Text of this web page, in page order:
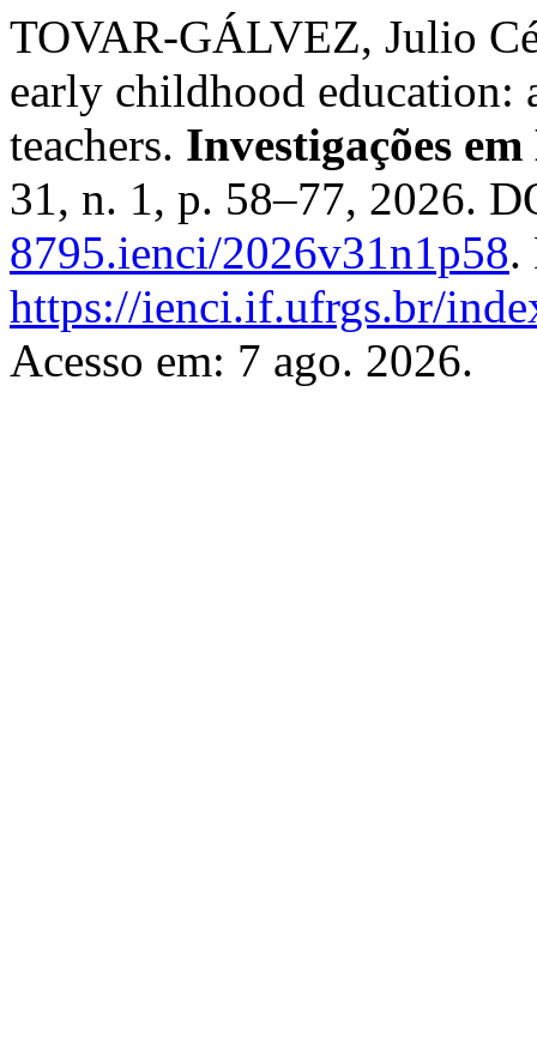
TOVAR-GÁLVEZ, Julio
early childhood education:
teachers. Investigações
31, n. 1, p. 58–77, 2026.
8795.ienci/2026v31n1p58.
https://ienci.if.ufrgs.br/
Acesso em: 7 ago. 2026.